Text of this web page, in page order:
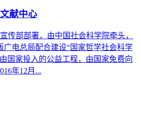
献中心
传部部署，由中国社会科学院牵头，
广电总局配合建设“国家哲学社会科学
国家投入的公益工程，由国家免费向
年12月...